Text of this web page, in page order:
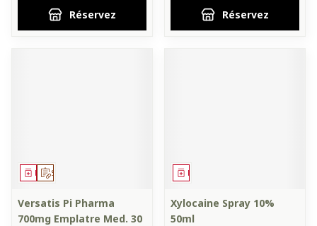
Réservez Réservez
Sur prescription
Médicament
Versatis Pi Pharma
700mg Emplatre Med. 30
Médicament
Xylocaine Spray 10%
50ml